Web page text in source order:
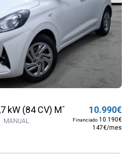
kW (84 CV) MT5 2WD Go MY21
MANUAL
10.990€
Financiado 10.190€
147€/mes